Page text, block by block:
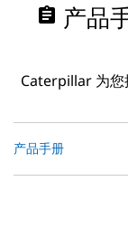
assignment 产品
Caterpillar 为您
产品手册